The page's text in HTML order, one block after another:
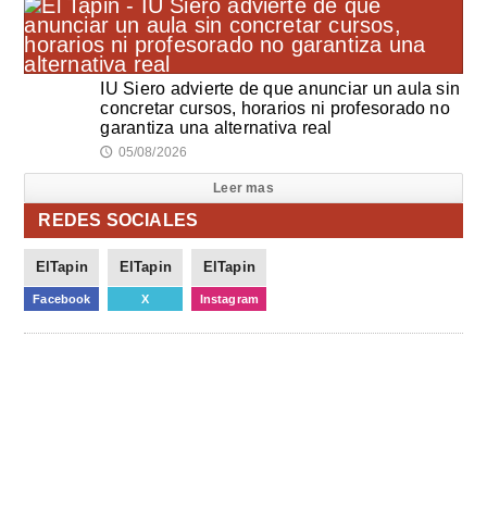
IU Siero advierte de que anunciar un aula sin
concretar cursos, horarios ni profesorado no
garantiza una alternativa real
🕔 05/08/2026
Leer mas
REDES SOCIALES
ElTapin
Facebook
ElTapin
X
ElTapin
Instagram